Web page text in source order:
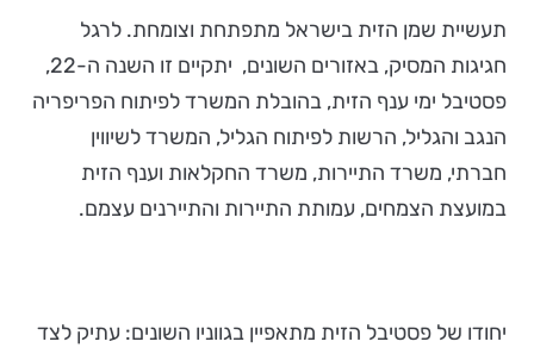
תעשיית שמן הזית בישראל מתפתחת וצומחת. לרגל
חגיגות המסיק, באזורים השונים, יתקיים זו השנה ה-22,
פסטיבל ימי ענף הזית, בהובלת המשרד לפיתוח הפריפריה
הנגב והגליל, הרשות לפיתוח הגליל, המשרד לשיווין
חברתי, משרד התיירות, משרד החקלאות וענף הזית
במועצת הצמחים, עמותת התיירות והתיירנים עצמם.
יחודו של פסטיבל הזית מתאפיין בגווניו השונים: עתיק לצד